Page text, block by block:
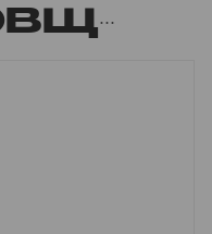
маркировщик